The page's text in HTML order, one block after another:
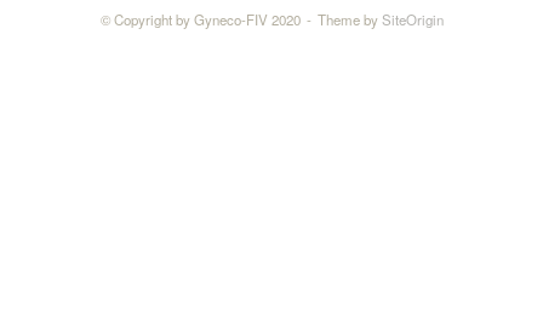
© Copyright by Gyneco-FIV 2020 Theme bySiteOrigin